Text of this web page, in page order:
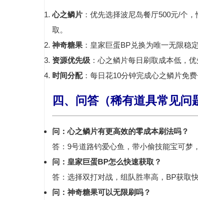
心之鳞片 ：优先选择波尼岛餐厅500元/个
取。
神奇糖果 ： 皇家巨蛋BP兑换为唯一无限稳
资源优先级 ：心之鳞片每日刷取成本低，
时间分配：每日花10分钟完成心之鳞片免
四、问答（稀有道具常见问
问：心之鳞片有更高效的零成本刷法吗？
答：9号道路钓爱心鱼，带小偷技能宝可梦
问：皇家巨蛋BP怎么快速获取？
答：选择双打对战 ，组队胜率高，BP获取
问：神奇糖果可以无限刷吗？